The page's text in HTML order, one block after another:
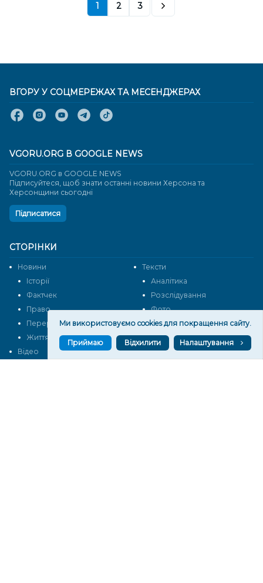
1 2 3
СТОРІНКИ
Новини
Тексти
Історії
Аналітика
Фактчек
Розслідування
Право
Фото
Перерва на каву
Промо
Життя
Блоги
Відео
Архів
ВГОРУ У СОЦМЕРЕЖАХ ТА МЕСЕНДЖЕРАХ
VGORU.ORG В GOOGLE NEWS
VGORU.ORG в GOOGLE NEWS
Підписуйтеся, щоб знати останні новини Херсона та
Херсонщини сьогодні
Підписатися
Ми використовуємо cookies для покращення сайту.
Приймаю Відхилити Налаштування